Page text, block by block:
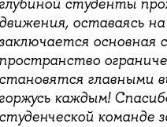
движения, оставаясь
заключается основная
пространство
становятся главными
горжусь каждым!
студенческой команде